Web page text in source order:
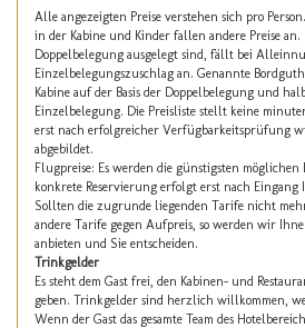
Alle angezeigten Preise verstehen sich pro
in der Kabine und Kinder fallen andere Preise an.
Doppelbelegung ausgelegt sind, fällt bei
Einzelbelegungszuschlag an. Genannte
Kabine auf der Basis der Doppelbelegung und
Einzelbelegung. Die Preisliste stellt keine
erst nach erfolgreicher Verfügbarkeitsprüfung
abgebildet.
Flugpreise: Es werden die günstigsten möglichen
konkrete Reservierung erfolgt erst nach Eingang
Sollten die zugrunde liegenden Tarife nicht
andere Tarife gegen Aufpreis, so werden wir
anbieten und Sie entscheiden.
Trinkgelder
Es steht dem Gast frei, den Kabinen- und
geben. Trinkgelder sind herzlich willkommen,
Wenn der Gast das gesamte Team des